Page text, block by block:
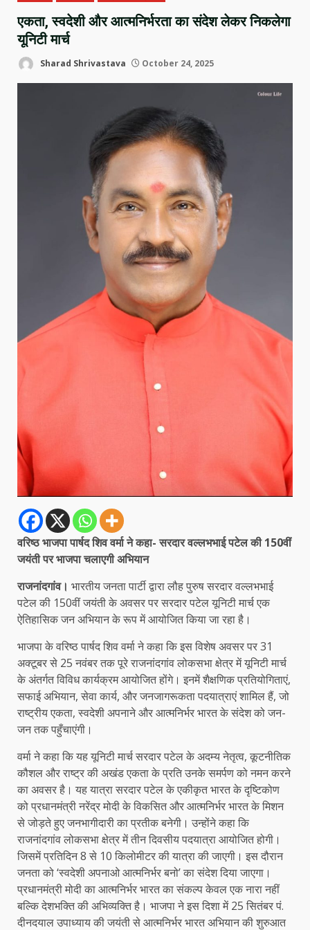
एकता, स्वदेशी और आत्मनिर्भरता का संदेश लेकर निकलेगा
यूनिटी मार्च
Sharad Shrivastava October 24, 2025
वरिष्ठ भाजपा पार्षद शिव वर्मा ने कहा- सरदार वल्लभभाई पटेल की 150वीं
जयंती पर भाजपा चलाएगी अभियान
राजनांदगांव। भारतीय जनता पार्टी द्वारा लौह पुरुष सरदार वल्लभभाई
पटेल की 150वीं जयंती के अवसर पर सरदार पटेल यूनिटी मार्च एक
ऐतिहासिक जन अभियान के रूप में आयोजित किया जा रहा है।
भाजपा के वरिष्ठ पार्षद शिव वर्मा ने कहा कि इस विशेष अवसर पर 31
अक्टूबर से 25 नवंबर तक पूरे राजनांदगांव लोकसभा क्षेत्र में यूनिटी मार्च
के अंतर्गत विविध कार्यक्रम आयोजित होंगे। इनमें शैक्षणिक प्रतियोगिताएं,
सफाई अभियान, सेवा कार्य, और जनजागरूकता पदयात्राएं शामिल हैं, जो
राष्ट्रीय एकता, स्वदेशी अपनाने और आत्मनिर्भर भारत के संदेश को जन-
जन तक पहुँचाएंगी।
वर्मा ने कहा कि यह यूनिटी मार्च सरदार पटेल के अदम्य नेतृत्व, कूटनीतिक
कौशल और राष्ट्र की अखंड एकता के प्रति उनके समर्पण को नमन करने
का अवसर है। यह यात्रा सरदार पटेल के एकीकृत भारत के दृष्टिकोण
को प्रधानमंत्री नरेंद्र मोदी के विकसित और आत्मनिर्भर भारत के मिशन
से जोड़ते हुए जनभागीदारी का प्रतीक बनेगी। उन्होंने कहा कि
राजनांदगांव लोकसभा क्षेत्र में तीन दिवसीय पदयात्रा आयोजित होगी।
जिसमें प्रतिदिन 8 से 10 किलोमीटर की यात्रा की जाएगी। इस दौरान
जनता को ‘स्वदेशी अपनाओ आत्मनिर्भर बनो’ का संदेश दिया जाएगा।
प्रधानमंत्री मोदी का आत्मनिर्भर भारत का संकल्प केवल एक नारा नहीं
बल्कि देशभक्ति की अभिव्यक्ति है। भाजपा ने इस दिशा में 25 सितंबर पं.
दीनदयाल उपाध्याय की जयंती से आत्मनिर्भर भारत अभियान की शुरुआत